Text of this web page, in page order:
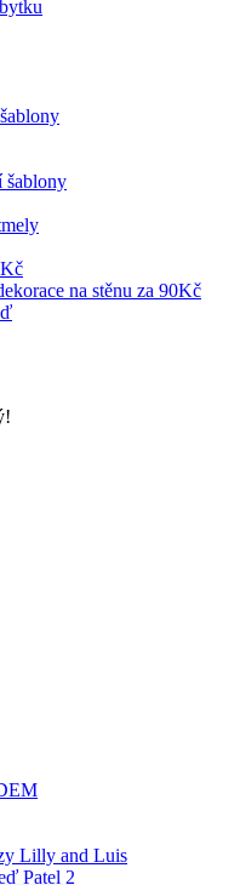
šablony
na stěnu za 90Kč
Lilly and Luis
Patel 2